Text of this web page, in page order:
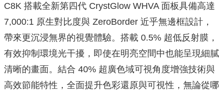
C8K 搭載全新第四代 CrystGlow WHVA 面板具備高達
7,000:1 原生對比度與 ZeroBorder 近乎無邊框設計，
帶來更沉浸無界的視覺體驗。搭載 0.5% 超低反射膜，
有效抑制環境光干擾，即使在明亮空間中也能呈現細膩
清晰的畫面。結合 40% 超廣色域可視角度增強技術與
高效節能特性，全面提升色彩還原與可視性，無論從哪